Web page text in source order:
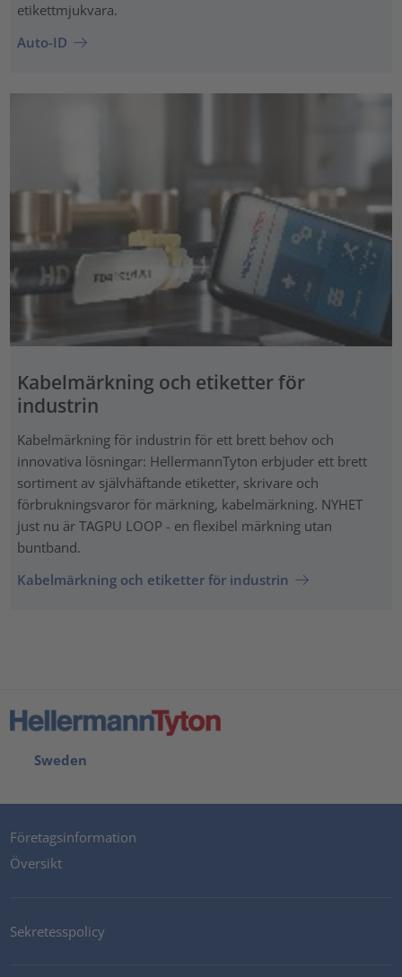
etikettmjukvara.
Auto-ID
Kabelmärkning och etiketter för
industrin
Kabelmärkning för industrin för ett brett behov och
innovativa lösningar: HellermannTyton erbjuder ett brett
sortiment av självhäftande etiketter, skrivare och
förbrukningsvaror för märkning, kabelmärkning. NYHET
just nu är TAGPU LOOP - en flexibel märkning utan
buntband.
Kabelmärkning och etiketter för industrin
Sweden
Företagsinformation
Översikt
Sekretesspolicy